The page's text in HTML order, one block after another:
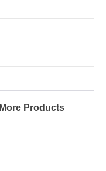
More Products